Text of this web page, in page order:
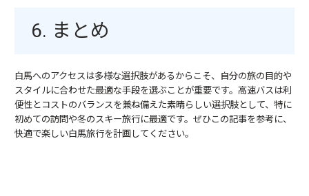
6. まとめ
白馬へのアクセスは多様な選択肢があるからこそ、自分の旅の目的や
スタイルに合わせた最適な手段を選ぶことが重要です。高速バスは利
便性とコストのバランスを兼ね備えた素晴らしい選択肢として、特に
初めての訪問や冬のスキー旅行に最適です。ぜひこの記事を参考に、
快適で楽しい白馬旅行を計画してください。